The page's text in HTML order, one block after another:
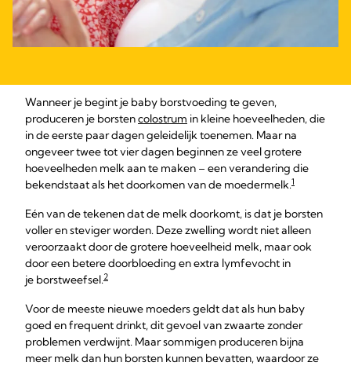
Wanneer je begint je baby borstvoeding te geven,
produceren je borstencolostrum in kleine hoeveelheden, die
in de eerste paar dagen geleidelijk toenemen. Maar na
ongeveer twee tot vier dagen beginnen ze veel grotere
hoeveelheden melk aan te maken – een verandering die
bekendstaat als het doorkomen van de moedermelk.1
Eén van de tekenen dat de melk doorkomt, is dat je borsten
voller en steviger worden. Deze zwelling wordt niet alleen
veroorzaakt door de grotere hoeveelheid melk, maar ook
door een betere doorbloeding en extra lymfevocht in
je borstweefsel.2
Voor de meeste nieuwe moeders geldt dat als hun baby
goed en frequent drinkt, dit gevoel van zwaarte zonder
problemen verdwijnt. Maar sommigen produceren bijna
meer melk dan hun borsten kunnen bevatten, waardoor ze